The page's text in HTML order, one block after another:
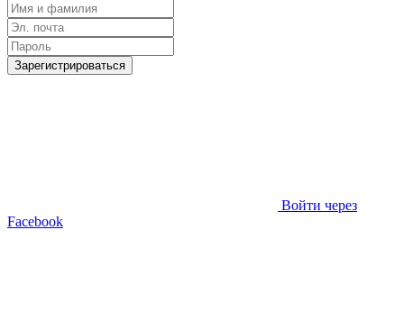
Зарегистрироваться
Войти через
Facebook